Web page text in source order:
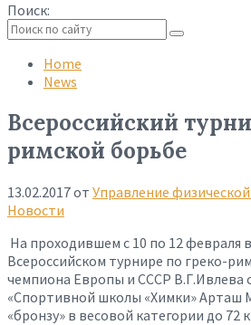
Поиск:
search
Home
News
Всероссийский
римской борьбе
13.02.2017от Управление
Новости
На проходившем с 10 по 12 февраля
Всероссийском турнире по греко-
чемпиона Европы и СССР В.Г.Ивлева
«Спортивной школы «Химки» Арташ
«бронзу» в весовой категории до 72